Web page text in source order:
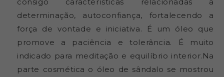
determinação, autoconfiança, fortalecendo a
força de vontade e iniciativa. É um óleo que
promove a paciência e tolerância. É muito
indicado para meditação e equilíbrio interior.Na
parte cosmética o óleo de sândalo se mostrou